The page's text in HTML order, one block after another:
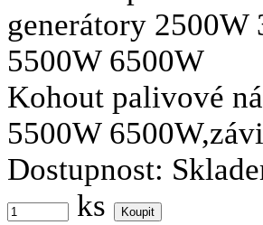
Kohout palivové
5500W
Dostupnost:
ks